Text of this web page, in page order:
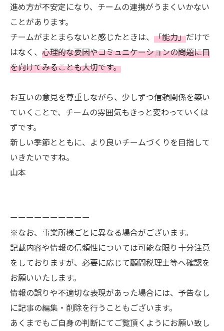
進め方が不安定になり、チームの連携がうまくいかない
ことがあります。
チームがまとまらないと感じたときは、 「能力」だけで
はなく、 心理的な要因やコミュニケーションの問題に目
を向けてみることも大切です。
お互いの意見を尊重しながら、少しずつ信頼関係を築い
ていくことで、チームの雰囲気もきっと変わっていくは
ずです。
新しい季節とともに、より良いチームづくりを目指して
いきたいですね。
山本
ーーーーーーーーーー
※なお、事業所様ごとに異なる場合がございます。
記載内容や情報の信頼性については可能な限り十分注意
をしておりますが、必要に応じて顧問税理士等へ確認を
お願いいたします。
情報の誤りや不適切な表現があった場合には、予告なし
に記事の編集・削除を行うこともございます。
あくまでもご自身の判断にてご覧頂くようにお願い致し